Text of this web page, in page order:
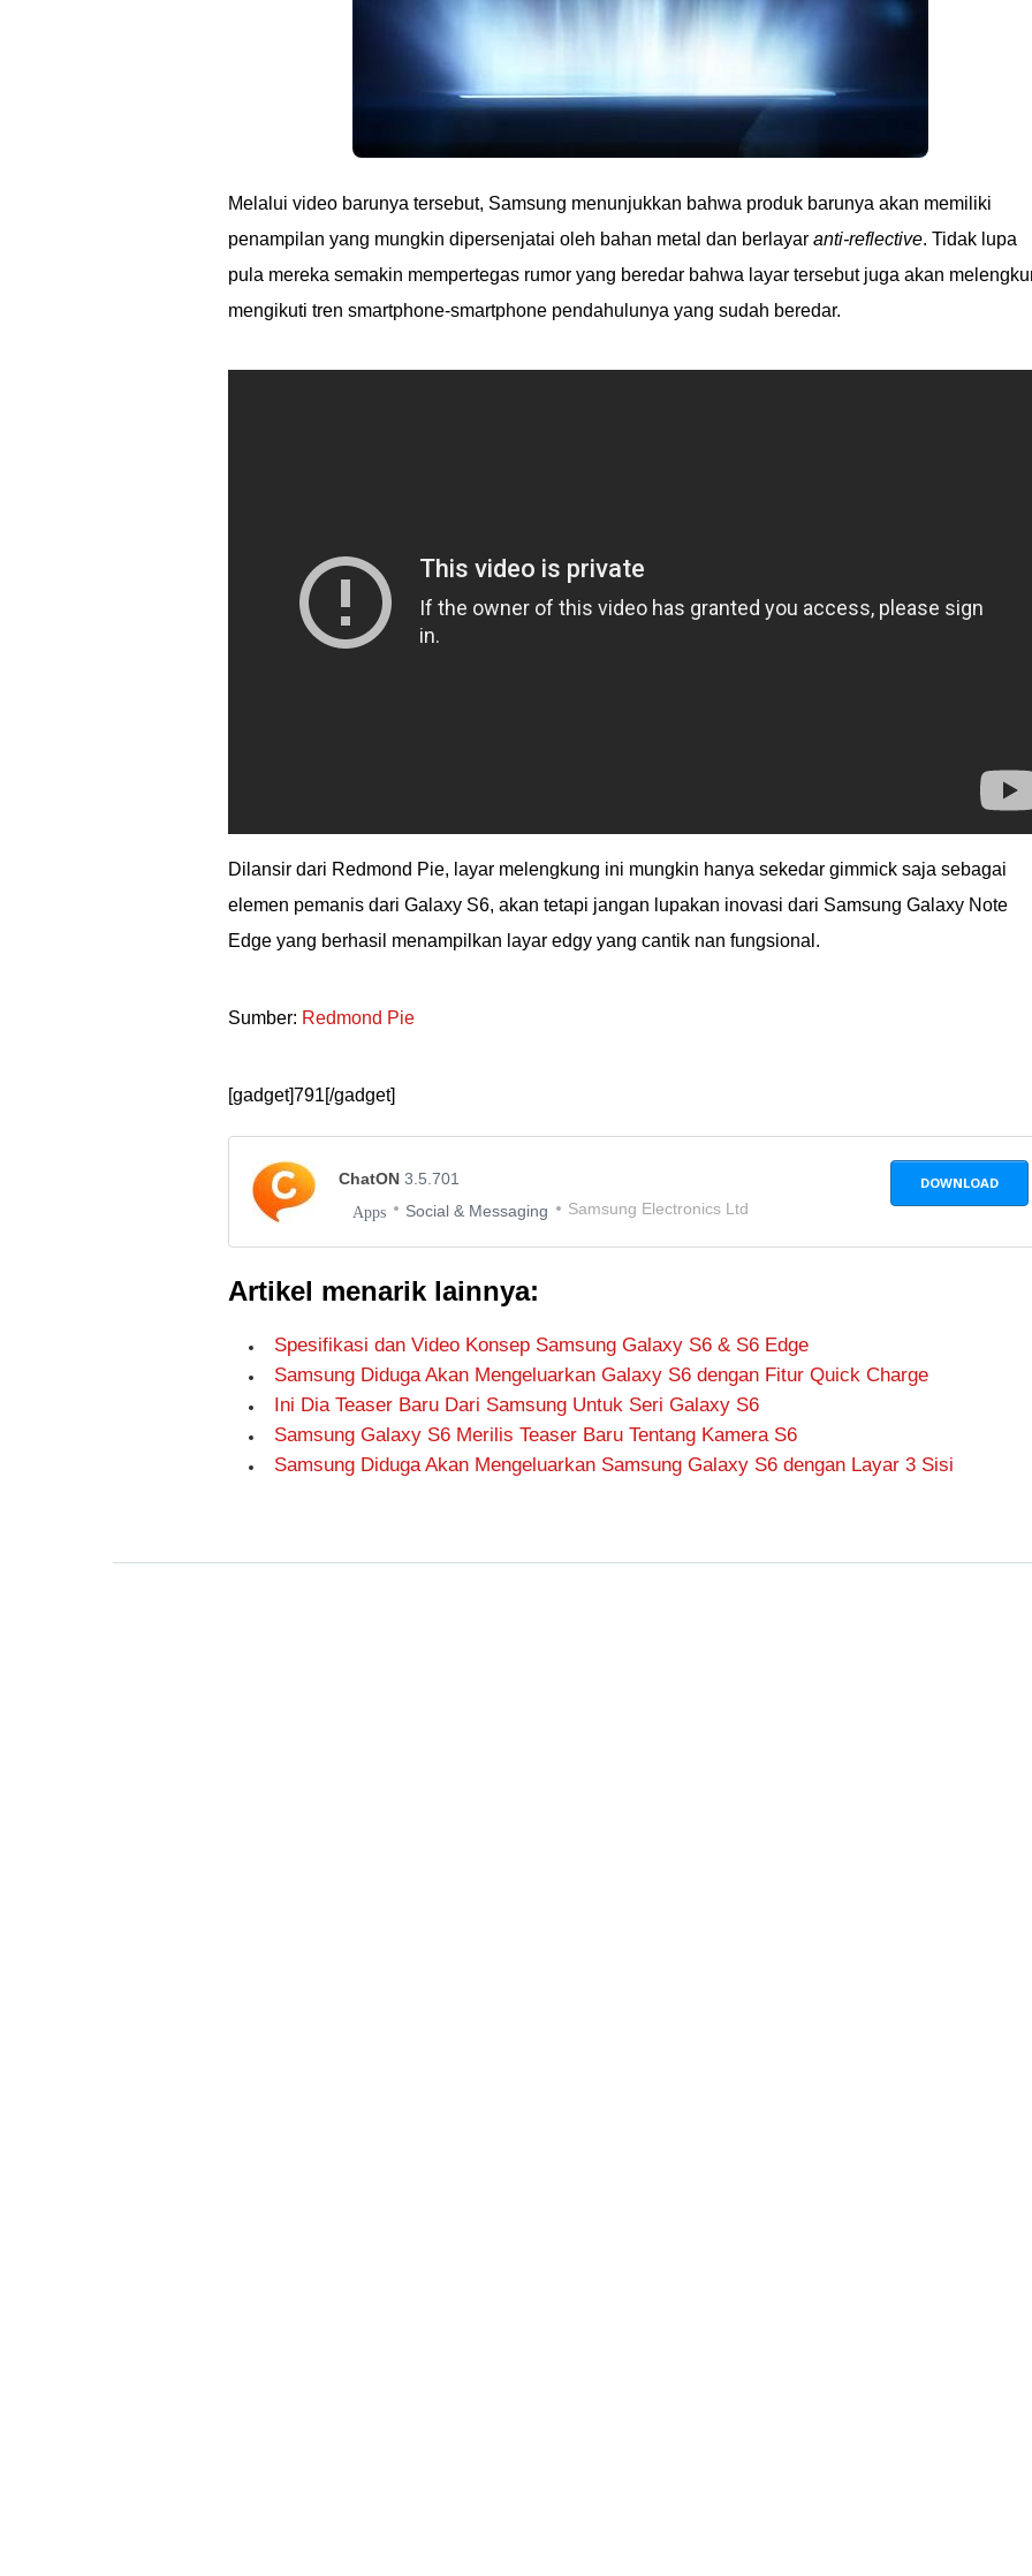
Melalui video barunya tersebut, Samsung menunjukkan bahwa produk barunya akan memiliki
penampilan yang mungkin dipersenjatai oleh bahan metal dan berlayar anti-reflective. Tidak lupa
pula mereka semakin mempertegas rumor yang beredar bahwa layar tersebut juga akan
mengikuti tren smartphone-smartphone pendahulunya yang sudah beredar.
Dilansir dari Redmond Pie, layar melengkung ini mungkin hanya sekedar gimmick saja sebagai
elemen pemanis dari Galaxy S6, akan tetapi jangan lupakan inovasi dari Samsung Galaxy Note
Edge yang berhasil menampilkan layar edgy yang cantik nan fungsional.
Sumber: Redmond Pie
[gadget]791[/gadget]
ChatON 3.5.701
Apps Social & Messaging Samsung Electronics Ltd
DOWNLOAD
Artikel menarik lainnya:
Spesifikasi dan Video Konsep Samsung Galaxy S6 & S6 Edge
Samsung Diduga Akan Mengeluarkan Galaxy S6 dengan Fitur Quick Charge
Ini Dia Teaser Baru Dari Samsung Untuk Seri Galaxy S6
Samsung Galaxy S6 Merilis Teaser Baru Tentang Kamera S6
Samsung Diduga Akan Mengeluarkan Samsung Galaxy S6 dengan Layar 3 Sisi